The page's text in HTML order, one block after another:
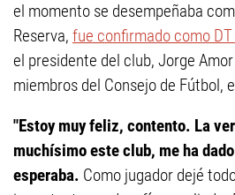
el momento se desempeñaba
Reserva, fue confirmado como
el presidente del club, Jorge
miembros del Consejo de Fútbol,
"Estoy muy feliz, contento. La
muchísimo este club, me ha
esperaba. Como jugador dejé